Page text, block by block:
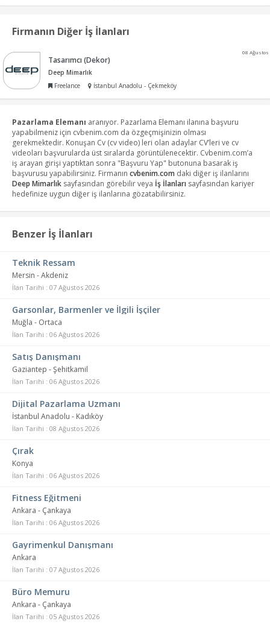
Firmanın Diğer İş İlanları
08 Ağustos
Tasarımcı (Dekor)
Deep Mimarlık
Freelance
İstanbul Anadolu - Çekmeköy
Pazarlama Elemanı aranıyor. Pazarlama Elemanı ilanına başvuru
yapabilmeniz için cvbenim.com da özgeçmişinizin olması
gerekmektedir. Konuşan Cv (cv video) leri olan adaylar CV’leri ve cv
videoları başvurularda üst sıralarda görüntülenecektir. Cvbenim.com’a
iş arayan girişi yaptıktan sonra "Başvuru Yap" butonuna basarak iş
başvurusu yapabilirsiniz. Firmanın cvbenim.com daki diğer iş ilanlarını
Deep Mimarlık sayfasından görebilir veya İş İlanları sayfasından kariyer
hedefinize uygun diğer iş ilanlarına gözatabilirsiniz.
Benzer İş İlanları
Teknik Ressam
Mersin - Akdeniz
İlan Tarihi : 07 Ağustos 2026
Garsonlar, Barmenler ve İlgili İşçiler
Muğla - Ortaca
İlan Tarihi : 06 Ağustos 2026
Satış Danışmanı
Gaziantep - Şehitkamil
İlan Tarihi : 06 Ağustos 2026
Dijital Pazarlama Uzmanı
İstanbul Anadolu - Kadıköy
İlan Tarihi : 08 Ağustos 2026
Çırak
Konya
İlan Tarihi : 06 Ağustos 2026
Fitness Eğitmeni
Ankara - Çankaya
İlan Tarihi : 06 Ağustos 2026
Gayrimenkul Danışmanı
Ankara
İlan Tarihi : 07 Ağustos 2026
Büro Memuru
Ankara - Çankaya
İlan Tarihi : 05 Ağustos 2026